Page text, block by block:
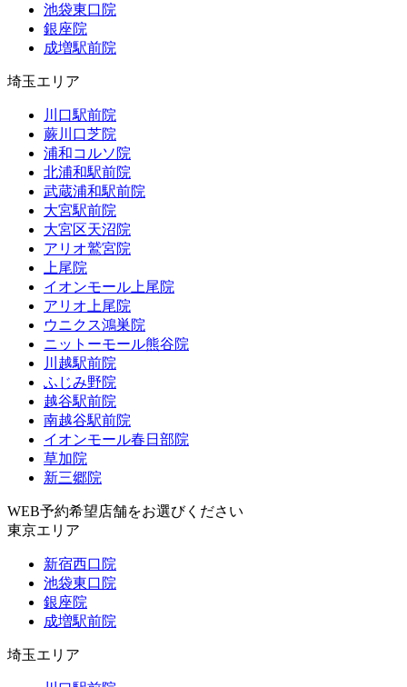
池袋東口院
銀座院
成増駅前院
埼玉エリア
川口駅前院
蕨川口芝院
浦和コルソ院
北浦和駅前院
武蔵浦和駅前院
大宮駅前院
大宮区天沼院
アリオ鷲宮院
上尾院
イオンモール上尾院
アリオ上尾院
ウニクス鴻巣院
ニットーモール熊谷院
川越駅前院
ふじみ野院
越谷駅前院
南越谷駅前院
イオンモール春日部院
草加院
新三郷院
WEB予約希望店舗をお選びください
東京エリア
新宿西口院
池袋東口院
銀座院
成増駅前院
埼玉エリア